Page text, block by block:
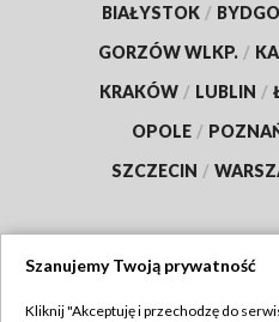
BIAŁYSTOK /
GORZÓW WLKP. /
KRAKÓW / LUBLIN /
OPOLE /
SZCZECIN /
Szanujemy Twoją prywatność
Kliknij "Akceptuję i przechodzę do